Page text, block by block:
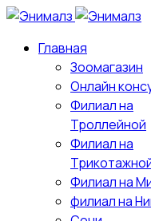
Главная
Зоомагазин
Онлайн
Филиал на
Троллейной
Филиал на
Филиал на
филиал на